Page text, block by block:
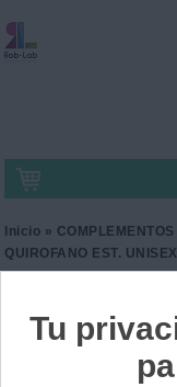
Inicio » COMPLEMENTOS
QUIROFANO EST. UNISEX